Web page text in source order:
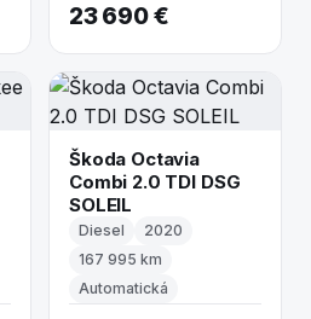
23 690 €
Škoda Octavia
Combi 2.0 TDI DSG
SOLEIL
Diesel
2020
167 995 km
Automatická